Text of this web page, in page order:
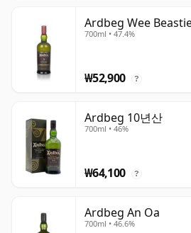
Ardbeg Wee
700ml • 47.4%
₩52,900 ?
Ardbeg 10년산
700ml • 46%
₩64,100 ?
Ardbeg An Oa
700ml • 46.6%